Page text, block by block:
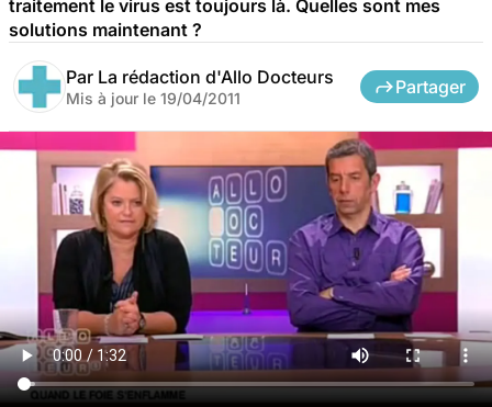
traitement le virus est toujours là. Quelles sont mes
solutions maintenant ?
Par La rédaction d'Allo Docteurs
Mis à jour le 19/04/2011
Partager